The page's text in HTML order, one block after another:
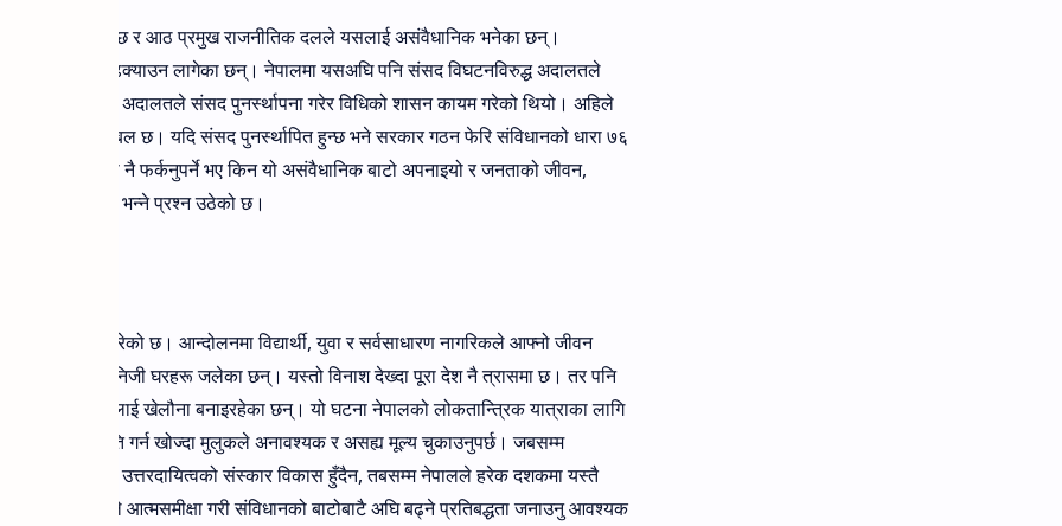
विवादित बनेको छ र आठ प्रमुख राजनीतिक दलले यसलाई असंवैधानिक भनेका छन्।
ढोका ढकढक्याउन लागेका छन्। नेपालमा यसअघि पनि संसद विघटनविरुद्ध अदालतले
सालमा सर्वोच्च अदालतले संसद पुनर्स्थापना गरेर विधिको शासन कायम गरेको थियो। अहिले
सम्भावना प्रबल छ। यदि संसद पुनर्स्थापित हुन्छ भने सरकार गठन फेरि संविधानको धारा ७६
बाटोमा नै फर्कनुपर्ने भए किन यो असंवैधानिक बाटो अपनाइयो र जनताको जीवन,
जोखिममा पारियो भन्ने प्रश्न उठेको छ।
चेतावनी
निराशा पैदा गरेको छ। आन्दोलनमा विद्यार्थी, युवा र सर्वसाधारण नागरिकले आफ्नो जीवन
उद्योग र निजी घरहरू जलेका छन्। यस्तो विनाश देख्दा पूरा देश नै त्रासमा छ। तर पनि
लागि संविधानलाई खेलौना बनाइरहेका छन्। यो घटना नेपालको लोकतान्त्रिक यात्राका लागि
गएर राजनीति गर्न खोज्दा मुलुकले अनावश्यक र असह्य मूल्य चुकाउनुपर्छ। जबसम्म
र राजनीतिक उत्तरदायित्वको संस्कार विकास हुँदैन, तबसम्म नेपालले हरेक दशकमा यस्तै
अब दलहरूले आत्मसमीक्षा गरी संविधानको बाटोबाटै अघि बढ्ने प्रतिबद्धता जनाउनु आवश्यक